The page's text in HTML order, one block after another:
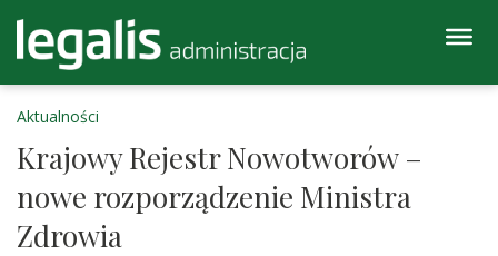
Aktualności
Krajowy Rejestr Nowotworów –
nowe rozporządzenie Ministra
Zdrowia